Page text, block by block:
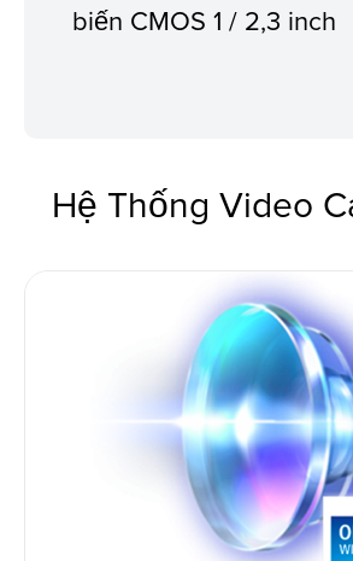
biến CMOS 1 / 2,3 inch
Hệ Thống Video